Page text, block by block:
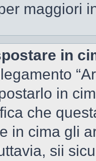
maggiori
in
in
che
in cima gli
sii